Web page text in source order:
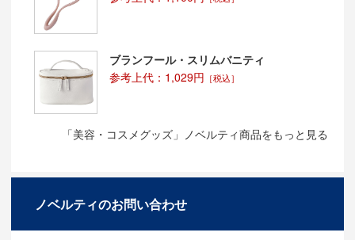
ブランフール・スリムバニティ
参考上代：1,029円 ［税込］
「美容・コスメグッズ」ノベルティ商品をもっと見る
ノベルティのお問い合わせ